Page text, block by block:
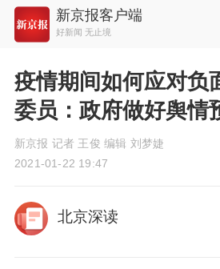
新京报客户端
好新闻 无止境
疫情期间如何应对负
委员：政府做好舆情
新京报 记者 王俊 编辑 刘梦婕
2021-01-22 19:47
北京深读